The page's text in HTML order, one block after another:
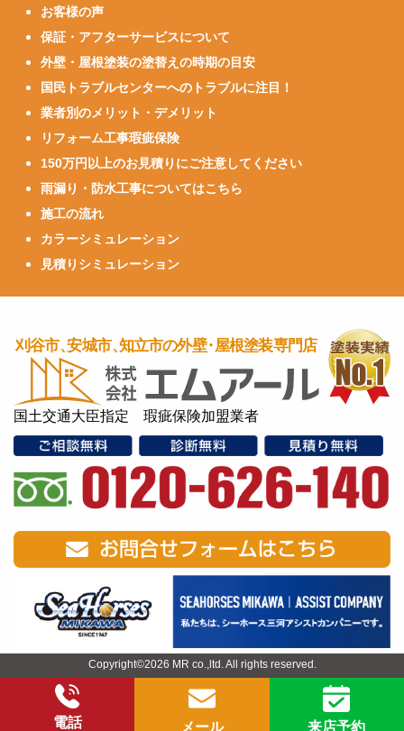
お客様の声
保証・アフターサービスについて
外壁・屋根塗装の塗替えの時期の目安
国民トラブルセンターへのトラブルに注目！
業者別のメリット・デメリット
リフォーム工事瑕疵保険
150万円以上のお見積りにご注意してください
雨漏り・防水工事についてはこちら
施工の流れ
カラーシミュレーション
見積りシミュレーション
国土交通大臣指定 瑕疵保険加盟業者
Copyright©2026 MR co.,ltd. All rights reserved.
電話 メール 来店予約